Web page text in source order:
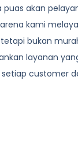
akan
kami
bukan
layanan
customer